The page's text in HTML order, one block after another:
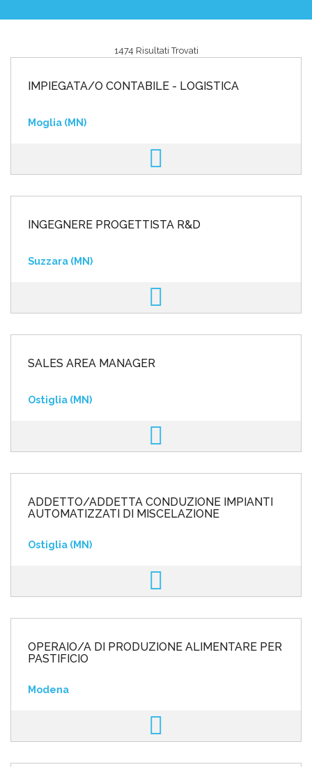
INVIA CV
1474 Risultati Trovati
IMPIEGATA/O CONTABILE - LOGISTICA
Moglia (MN)
INGEGNERE PROGETTISTA R&D
Suzzara (MN)
SALES AREA MANAGER
Ostiglia (MN)
ADDETTO/ADDETTA CONDUZIONE IMPIANTI
AUTOMATIZZATI DI MISCELAZIONE
Ostiglia (MN)
OPERAIO/A DI PRODUZIONE ALIMENTARE PER
PASTIFICIO
Modena